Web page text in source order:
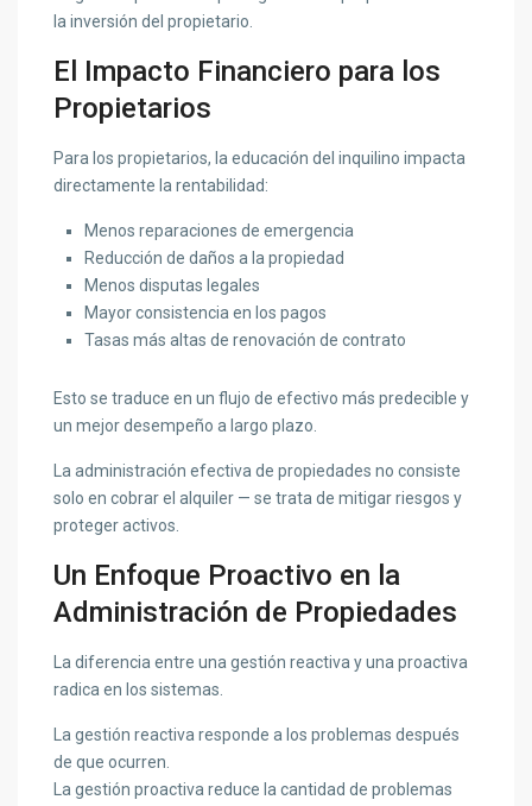
la inversión del propietario.
El Impacto Financiero para los
Propietarios
Para los propietarios, la educación del inquilino impacta
directamente la rentabilidad:
Menos reparaciones de emergencia
Reducción de daños a la propiedad
Menos disputas legales
Mayor consistencia en los pagos
Tasas más altas de renovación de contrato
Esto se traduce en un flujo de efectivo más predecible y
un mejor desempeño a largo plazo.
La administración efectiva de propiedades no consiste
solo en cobrar el alquiler — se trata de mitigar riesgos y
proteger activos.
Un Enfoque Proactivo en la
Administración de Propiedades
La diferencia entre una gestión reactiva y una proactiva
radica en los sistemas.
La gestión reactiva responde a los problemas después
de que ocurren.
La gestión proactiva reduce la cantidad de problemas